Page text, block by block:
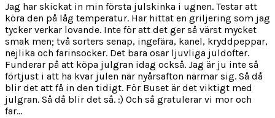
Jag har skickat in min första julskinka i ugnen. Testar att
köra den på låg temperatur. Har hittat en griljering som jag
tycker verkar lovande. Inte för att det ger så värst mycket
smak men; två sorters senap, ingefära, kanel, kryddpeppar,
nejlika och farinsocker. Det bara osar ljuvliga juldofter.
Funderar på att köpa julgran idag också. Jag är ju inte så
förtjust i att ha kvar julen när nyårsafton närmar sig. Så då
blir det att få in den tidigt. För Buset är det viktigt med
julgran. Så då blir det så. :) Och så gratulerar vi mor och
far...